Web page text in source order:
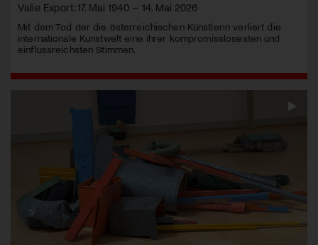
Valie Export: 17. Mai 1940 – 14. Mai 2026
Mit dem Tod der die österreichischen Künstlerin verliert die
internationale Kunstwelt eine ihrer kompromisslosesten und
einflussreichsten Stimmen.